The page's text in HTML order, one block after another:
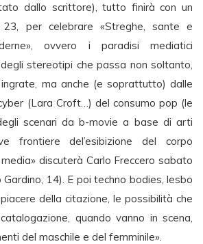
dallo scrittore), tutto finirà con un
per celebrare «Streghe, sante e
ovvero i paradisi mediatici
stereotipi che passa non soltanto,
ma anche (e soprattutto) dalle
(Lara Croft…) del consumo pop (le
scenari da b-movie a base di arti
frontiere del’esibizione del corpo
discuterà Carlo Freccero sabato
14). E poi techno bodies, lesbo
della citazione, le possibilità che
quando vanno in scena,
del maschile e del femminile».